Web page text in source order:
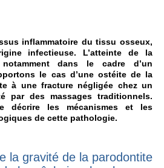
inflammatoire du tissu osseux,
infectieuse. L’atteinte de la
dans le cadre d’un
le cas d’une ostéite de la
à une fracture négligée chez un
par des massages traditionnels.
décrire les mécanismes et les
de cette pathologie.
la gravité de la parodontite